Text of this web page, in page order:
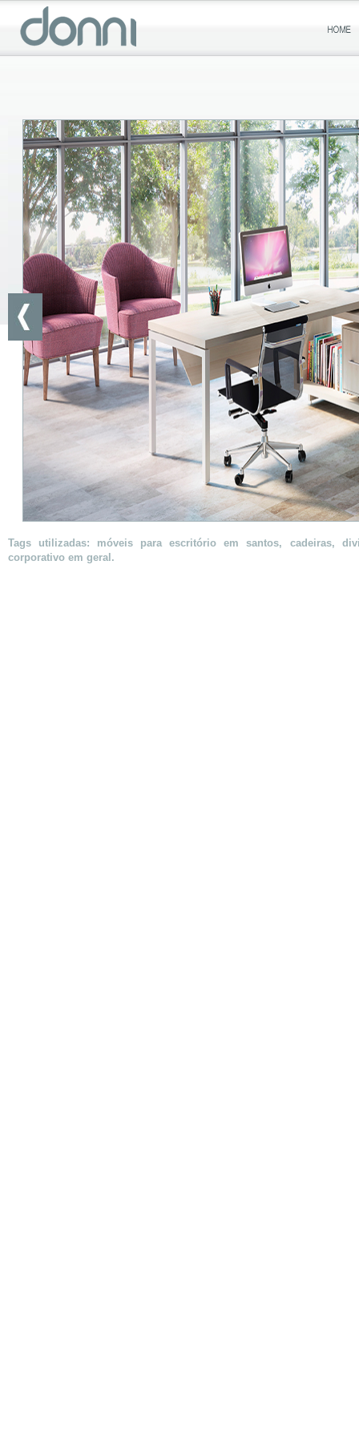
Tags utilizadas: móveis para escritório em santos, cadeiras,
corporativo em geral.